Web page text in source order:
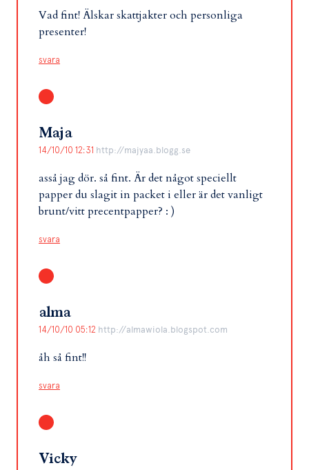
Vad fint! Älskar skattjakter och personliga
presenter!
svara
Maja
14/10/10 12:31 http://majyaa.blogg.se
asså jag dör. så fint. Är det något speciellt
papper du slagit in packet i eller är det vanligt
brunt/vitt precentpapper? : )
svara
alma
14/10/10 05:12 http://almawiola.blogspot.com
åh så fint!!
svara
Vicky